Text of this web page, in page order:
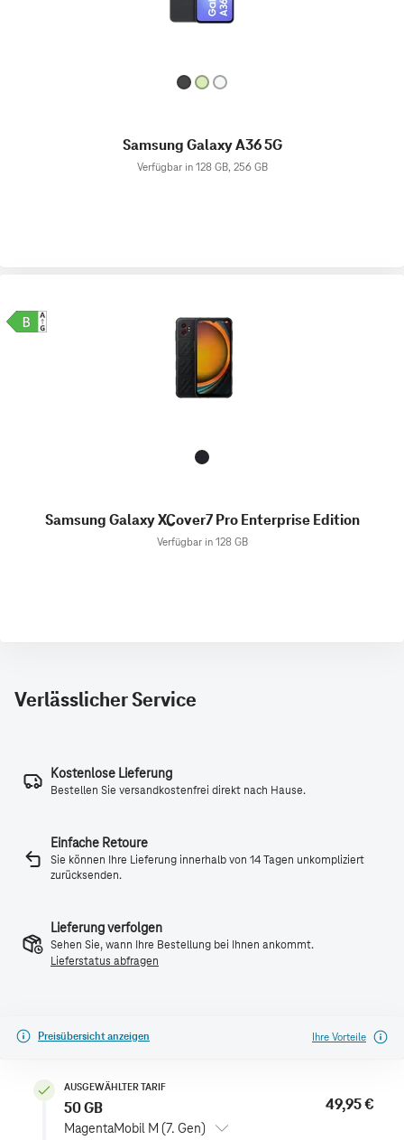
Samsung Galaxy A36 5G
Verfügbar in 128 GB, 256 GB
Samsung Galaxy XCover7 Pro Enterprise Edition
Verfügbar in 128 GB
Verlässlicher Service
Kostenlose Lieferung
Bestellen Sie versandkostenfrei direkt nach Hause.
Einfache Retoure
Sie können Ihre Lieferung innerhalb von 14 Tagen unkompliziert
zurücksenden.
Lieferung verfolgen
Sehen Sie, wann Ihre Bestellung bei Ihnen ankommt.
Lieferstatus abfragen
Preisübersicht anzeigen Ihre Vorteile
AUSGEWÄHLTER TARIF
50 GB
MagentaMobil M (7. Gen)
49,95 €